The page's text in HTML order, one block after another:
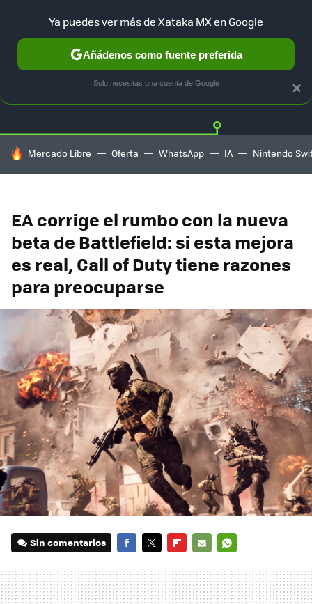
Twitter
HOY SE HABLA DE
Mercado Libre Oferta WhatsApp IA Nintendo
EA corrige el rumbo con la nueva
beta de Battlefield: si esta mejora
es real, Call of Duty tiene razones
para preocuparse
Sin comentarios
MAIL
×
Ya puedes ver más de Xataka MX en Google
Añádenos como fuente preferida
Solo necesitas una cuenta de Google